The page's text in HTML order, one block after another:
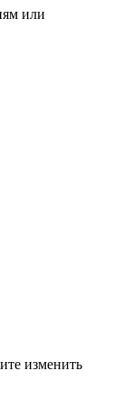
или
изменить